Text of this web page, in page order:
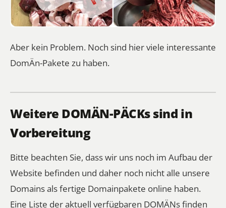
Aber kein Problem. Noch sind hier viele interessante
DomÄn-Pakete zu haben.
Weitere DOMÄN-PÄCKs sind in
Vorbereitung
Bitte beachten Sie, dass wir uns noch im Aufbau der
Website befinden und daher noch nicht alle unsere
Domains als fertige Domainpakete online haben.
Eine Liste der aktuell verfügbaren DOMÄNs finden